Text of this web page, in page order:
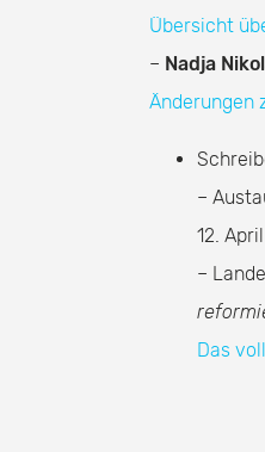
Übersicht
– Nadja
Änderungen
–
12.
–
Das